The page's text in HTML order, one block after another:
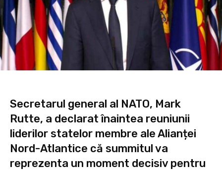
Secretarul general al NATO, Mark
Rutte, a declarat înaintea reuniunii
liderilor statelor membre ale Alianței
Nord-Atlantice că summitul va
reprezenta un moment decisiv pentru